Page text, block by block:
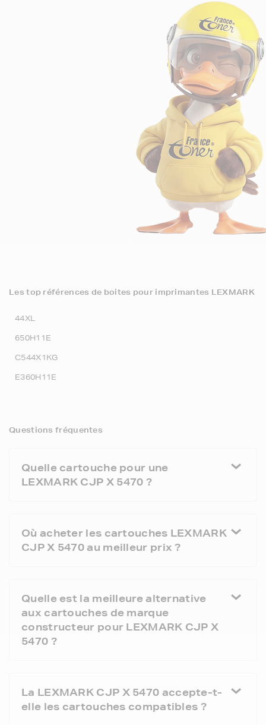
Les top références de boites pour imprimantes LEXMARK
44XL
650H11E
C544X1KG
E360H11E
Questions fréquentes
Quelle cartouche pour une
LEXMARK CJP X 5470 ?
Où acheter les cartouches LEXMARK
CJP X 5470 au meilleur prix ?
Quelle est la meilleure alternative
aux cartouches de marque
constructeur pour LEXMARK CJP X
5470 ?
La LEXMARK CJP X 5470 accepte-t-
elle les cartouches compatibles ?